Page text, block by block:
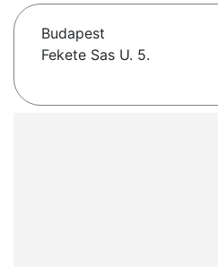
Budapest
Fekete Sas U. 5.